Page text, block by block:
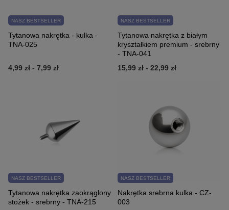
NASZ BESTSELLER
Tytanowa nakrętka - kulka -
TNA-025
4,99 zł - 7,99 zł
NASZ BESTSELLER
Tytanowa nakrętka z białym
kryształkiem premium - srebrny
- TNA-041
15,99 zł - 22,99 zł
NASZ BESTSELLER
Tytanowa nakrętka zaokrąglony
stożek - srebrny - TNA-215
NASZ BESTSELLER
Nakrętka srebrna kulka - CZ-
003